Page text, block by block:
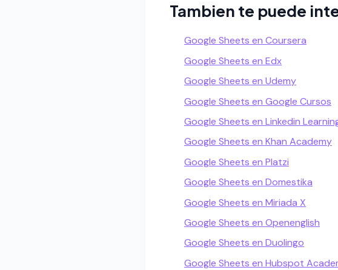
Tambien te puede
Google Sheets en Coursera
Google Sheets en Edx
Google Sheets en Udemy
Google Sheets en Google Cursos
Google Sheets en Linkedin
Google Sheets en Khan Academy
Google Sheets en Platzi
Google Sheets en Domestika
Google Sheets en Miriada X
Google Sheets en Openenglish
Google Sheets en Duolingo
Google Sheets en Hubspot